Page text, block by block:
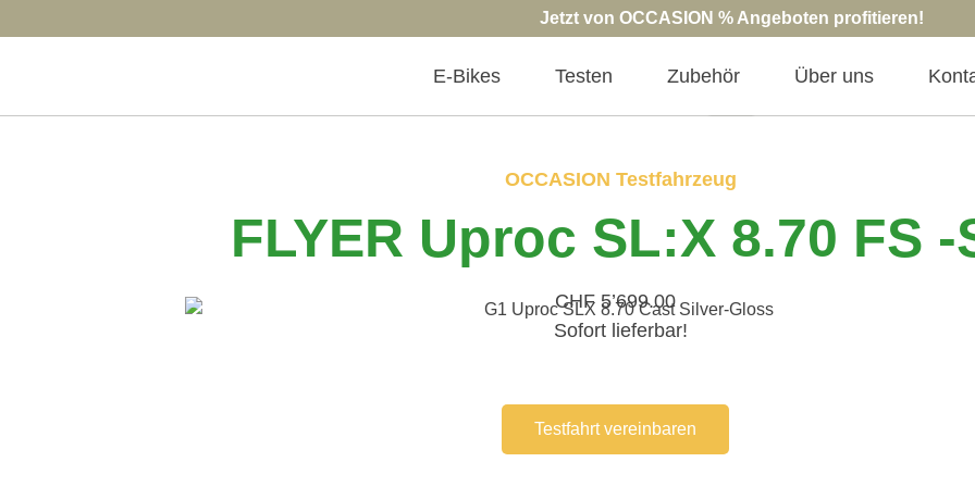
Jetzt von OCCASION % Angeboten profitieren!
E-Bikes Testen Zubehör Über uns
OCCASION Testfahrzeug
FLYER Uproc SL:X 8.70 FS -
CHF 5’699.00
Sofort lieferbar!
Testfahrt vereinbaren